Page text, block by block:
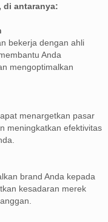
di antaranya:
bekerja dengan ahli
Anda
mengoptimalkan
menargetkan pasar
meningkatkan efektivitas
brand Anda kepada
kesadaran merek